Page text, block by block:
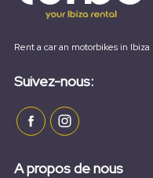
Rent a car an motorbikes in Ibiza
Suivez-nous:
A propos de nous